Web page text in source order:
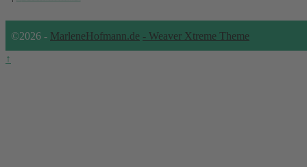
©2026 - MarleneHofmann.de - Weaver Xtreme Theme
↑